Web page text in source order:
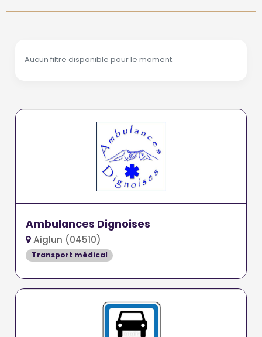
Aucun filtre disponible pour le moment.
Ambulances Dignoises
Aiglun (04510)
Transport médical